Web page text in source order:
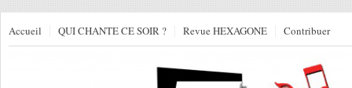
Accueil QUI CHANTE CE SOIR ? Revue HEXAGONE Contribuer